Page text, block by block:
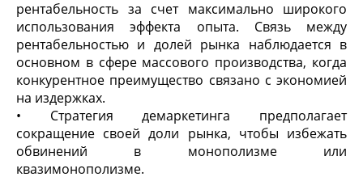
рентабельность за счет максимально широкого
использования эффекта опыта. Связь между
рентабельностью и долей рынка наблюдается в
основном в сфере массового производства, когда
конкурентное преимущество связано с экономией
на издержках.
• Стратегия демаркетинга предполагает
сокращение своей доли рынка, чтобы избежать
обвинений в монополизме или
квазимонополизме.